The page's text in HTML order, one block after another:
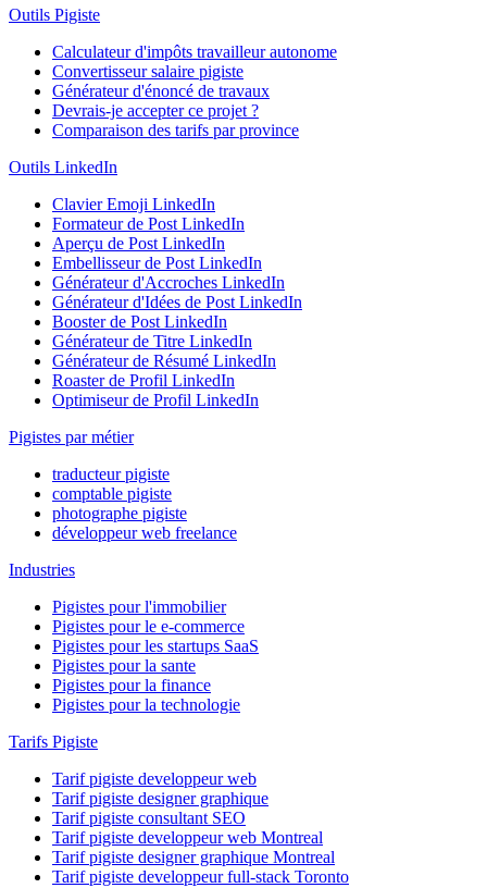
Outils Pigiste
Calculateur d'impôts travailleur autonome
Convertisseur salaire pigiste
Générateur d'énoncé de travaux
Devrais-je accepter ce projet ?
Comparaison des tarifs par province
Outils LinkedIn
Clavier Emoji LinkedIn
Formateur de Post LinkedIn
Aperçu de Post LinkedIn
Embellisseur de Post LinkedIn
Générateur d'Accroches LinkedIn
Générateur d'Idées de Post LinkedIn
Booster de Post LinkedIn
Générateur de Titre LinkedIn
Générateur de Résumé LinkedIn
Roaster de Profil LinkedIn
Optimiseur de Profil LinkedIn
Pigistes par métier
traducteur pigiste
comptable pigiste
photographe pigiste
développeur web freelance
Industries
Pigistes pour l'immobilier
Pigistes pour le e-commerce
Pigistes pour les startups SaaS
Pigistes pour la sante
Pigistes pour la finance
Pigistes pour la technologie
Tarifs Pigiste
Tarif pigiste developpeur web
Tarif pigiste designer graphique
Tarif pigiste consultant SEO
Tarif pigiste developpeur web Montreal
Tarif pigiste designer graphique Montreal
Tarif pigiste developpeur full-stack Toronto